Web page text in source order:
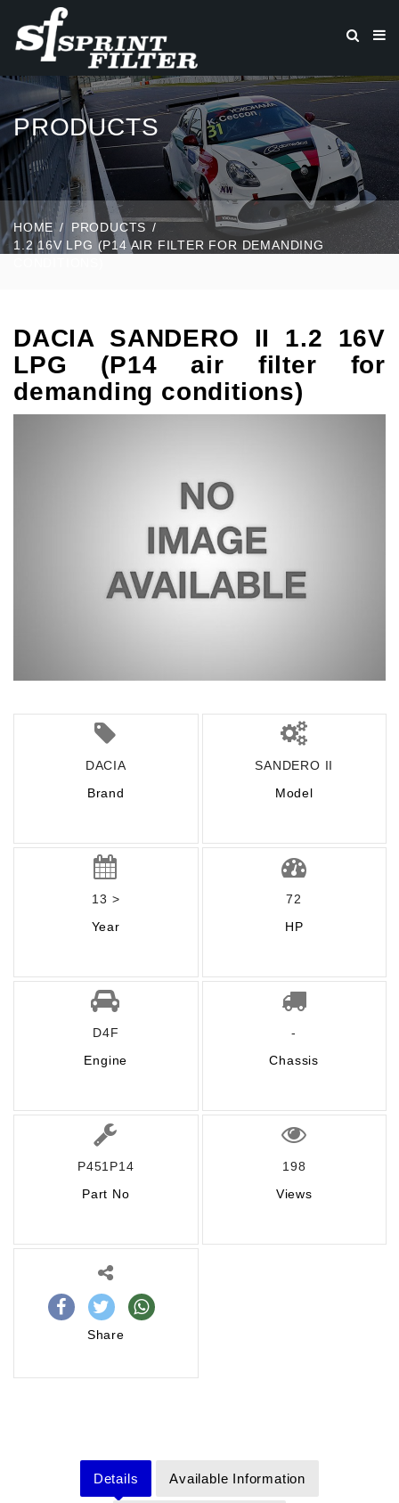
PRODUCTS
HOME
PRODUCTS
1.2 16V LPG (P14 AIR FILTER FOR DEMANDING
DACIA SANDERO II 1.2 16V
LPG (P14 air filter for
demanding conditions)
DACIA
Brand
SANDERO II
Model
13 >
Year
72
HP
D4F
Engine
-
Chassis
P451P14
Part No
198
Views
Share
Details Available Information